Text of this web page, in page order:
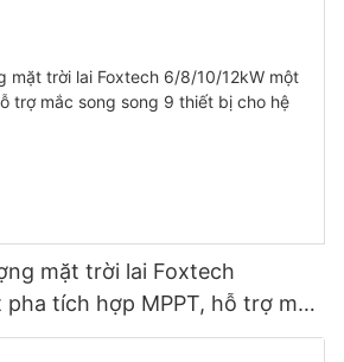
mặt trời lai Foxtech
tích hợp MPPT, hỗ trợ mắc
bị cho hệ thống quang điện.